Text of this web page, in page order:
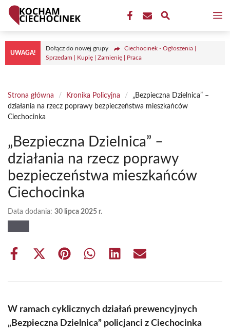
Przejdź
treści
UWAGA!
Dołącz do nowej grupy
Ciechocinek - Ogłoszenia |
Sprzedam | Kupię | Zamienię | Praca
Strona główna / Kronika Policyjna /
„Bezpieczna Dzielnica” –
działania na rzecz poprawy bezpieczeństwa mieszkańców
Ciechocinka
„Bezpieczna Dzielnica” –
działania na rzecz poprawy
bezpieczeństwa mieszkańców
Ciechocinka
Data dodania: 30 lipca 2025 r.
Share
Share
(Twitter)
Share Share Share Share
W ramach cyklicznych działań prewencyjnych
„Bezpieczna Dzielnica” policjanci z Ciechocinka